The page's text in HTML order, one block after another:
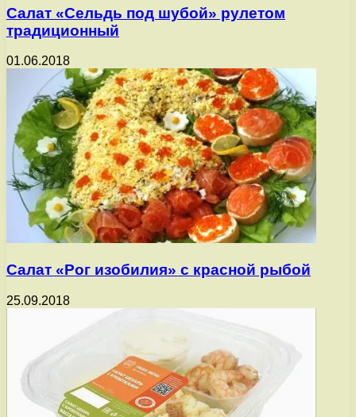
Салат «Сельдь под шубой» рулетом
традиционный
01.06.2018
Салат «Рог изобилия» с красной рыбой
25.09.2018